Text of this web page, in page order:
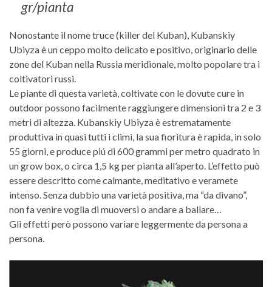
gr/pianta
Nonostante il nome truce (killer del Kuban), Kubanskiy
Ubiyza è un ceppo molto delicato e positivo, originario delle
zone del Kuban nella Russia meridionale, molto popolare tra i
coltivatori russi.
Le piante di questa varietà, coltivate con le dovute cure in
outdoor possono facilmente raggiungere dimensioni tra 2 e 3
metri di altezza. Kubanskiy Ubiyza è estrematamente
produttiva in quasi tutti i climi, la sua fioritura è rapida, in solo
55 giorni, e produce piú di 600 grammi per metro quadrato in
un grow box, o circa 1,5 kg per pianta all’aperto. L’effetto può
essere descritto come calmante, meditativo e veramete
intenso. Senza dubbio una varietà positiva, ma “da divano”,
non fa venire voglia di muoversi o andare a ballare…
Gli effetti però possono variare leggermente da persona a
persona.